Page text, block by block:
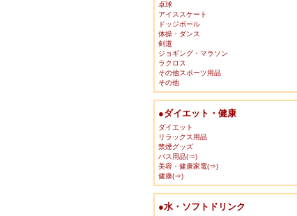
卓球
アイススケート
ドッジボール
体操・ダンス
剣道
ジョギング・マラソン
ラクロス
その他スポーツ用品
その他
●ダイエット・健康
ダイエット
リラックス用品
禁煙グッズ
バス用品(⇒)
美容・健康家電(⇒)
健康(⇒)
●水・ソフトドリンク